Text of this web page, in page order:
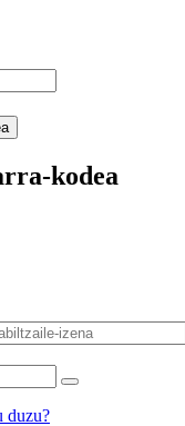
kodea
duzu?